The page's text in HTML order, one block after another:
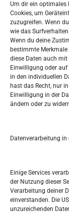
Um dir ein optimales
Cookies, um
zuzugreifen. Wenn
wie das
Wenn du deine
bestimmte
diese Daten auch
Einwilligung oder auf
in den individuellen
hast das Recht, nur
Einwilligung in der
ändern oder zu
Datenverarbeitung in
Einige Services
der Nutzung dieser
Verarbeitung deiner
einverstanden. Die
unzureichenden
Widerufsbelehrung
Oglašavanje /
Tko je
Pretražite
S
M D